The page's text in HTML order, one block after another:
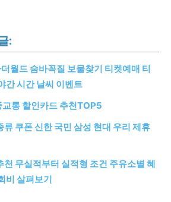
:
월드 숨바꼭질 보물찾기 티켓예매 티
간 시간 날씨 이벤트
통 할인카드 추천TOP5
류 쿠폰 신한 국민 삼성 현대 우리 제휴
천 무실적부터 실적형 조건 주유소별 혜
비 살펴보기